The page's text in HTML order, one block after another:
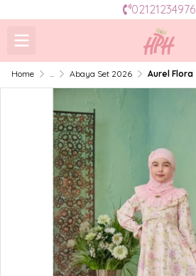
02121234976
Home ... Abaya Set 2026 Aurel Flora